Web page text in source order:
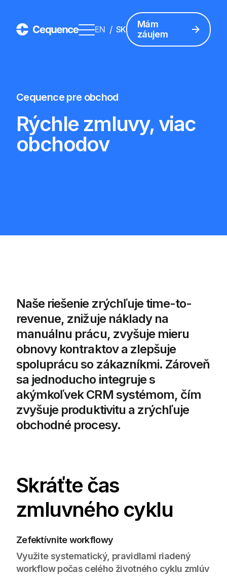
EN / SK
Mám
záujem
Cequence pre obchod
Rýchle zmluvy, viac
obchodov
Naše riešenie zrýchľuje time-to-
revenue, znižuje náklady na
manuálnu prácu, zvyšuje mieru
obnovy kontraktov a zlepšuje
spoluprácu so zákazníkmi. Zároveň
sa jednoducho integruje s
akýmkoľvek CRM systémom, čím
zvyšuje produktivitu a zrýchľuje
obchodné procesy.
Skráťte čas
zmluvného cyklu
Zefektívnite workflowy
Využite systematický, pravidlami riadený
workflow počas celého životného cyklu zmlúv